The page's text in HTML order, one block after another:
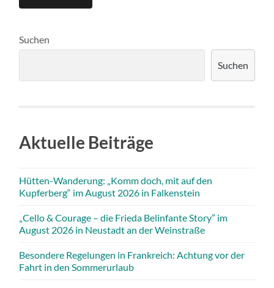
Suchen
Suchen
Aktuelle Beiträge
Hütten-Wanderung: „Komm doch, mit auf den
Kupferberg“ im August 2026 in Falkenstein
„Cello & Courage – die Frieda Belinfante Story” im
August 2026 in Neustadt an der Weinstraße
Besondere Regelungen in Frankreich: Achtung vor der
Fahrt in den Sommerurlaub